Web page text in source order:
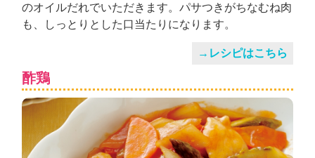
のオイルだれでいただきます。パサつきがちなむね肉
も、しっとりとした口当たりになります。
→レシピはこちら
酢鶏